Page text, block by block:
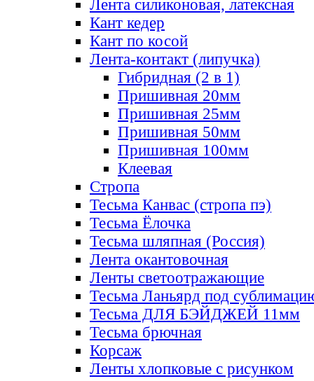
Лента силиконовая, латексная
Кант кедер
Кант по косой
Лента-контакт (липучка)
Гибридная (2 в 1)
Пришивная 20мм
Пришивная 25мм
Пришивная 50мм
Пришивная 100мм
Клеевая
Стропа
Тесьма Канвас (стропа пэ)
Тесьма Ёлочка
Тесьма шляпная (Россия)
Лента окантовочная
Ленты светоотражающие
Тесьма Ланьярд под
Тесьма ДЛЯ БЭЙДЖЕЙ 11мм
Тесьма брючная
Корсаж
Ленты хлопковые с рисунком